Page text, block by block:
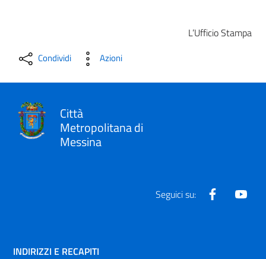
L’Ufficio Stampa
Condividi Azioni
Città
Metropolitana di
Messina
Seguici su: Facebook
INDIRIZZI E RECAPITI